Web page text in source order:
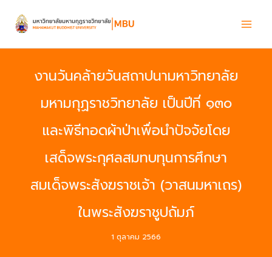
content
งานวันคล้ายวันสถาปนามหาวิทยาลัย
มหามกุฏราชวิทยาลัย เป็นปีที่ ๑๓๐
และพิธีทอดผ้าป่าเพื่อนำปัจจัยโดย
เสด็จพระกุศลสมทบทุนการศึกษา
สมเด็จพระสังฆราชเจ้า (วาสนมหาเถร)
ในพระสังฆราชูปถัมภ์
1 ตุลาคม 2566